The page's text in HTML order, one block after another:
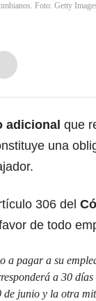
Foto: Getty
adicional que
una
306 del
de todo
a pagar a su
a 30
junio y la otra